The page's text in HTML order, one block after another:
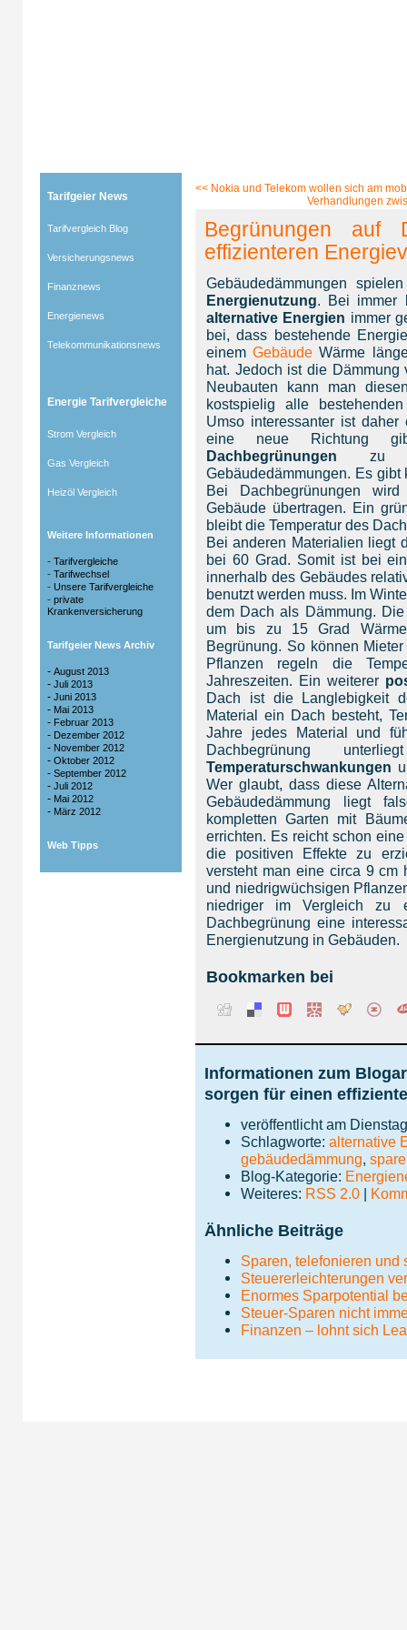
Tarifgeier News
Tarifvergleich Blog
Versicherungsnews
Finanznews
Energienews
Telekommunikationsnews
Energie Tarifvergleiche
Strom Vergleich
Gas Vergleich
Heizöl Vergleich
Weitere Informationen
- Tarifvergleiche
- Tarifwechsel
- Unsere Tarifvergleiche
- private
Krankenversicherung
Tarifgeier News Archiv
- August 2013
- Juli 2013
- Juni 2013
- Mai 2013
- Februar 2013
- Dezember 2012
- November 2012
- Oktober 2012
- September 2012
- Juli 2012
- Mai 2012
- März 2012
Web Tipps
<< Nokia und Telekom wollen sich am
Verhandlungen
Begrünungen auf
effizienteren
Gebäudedämmungen
Energienutzung. Bei immer
alternative Energien immer
bei, dass bestehende
einemGebäude Wärme
hat. Jedoch ist die Dämmung
Neubauten kann man
kostspielig alle
Umso interessanter ist
eine neue Richtung
Dachbegrünungen zu
Gebäudedämmungen. Es
Bei Dachbegrünungen
Gebäude übertragen. Ein
bleibt die Temperatur des
Bei anderen Materialien liegt
bei 60 Grad. Somit ist bei
innerhalb des Gebäudes
benutzt werden muss. Im
dem Dach als Dämmung.
um bis zu 15 Grad
Begrünung. So können
Pflanzen regeln die
Jahreszeiten. Ein weiterer
Dach ist die Langlebigkeit
Material ein Dach besteht,
Jahre jedes Material und
Dachbegrünung
Temperaturschwankungen
Wer glaubt, dass diese
Gebäudedämmung liegt
kompletten Garten mit
errichten. Es reicht schon
die positiven Effekte zu
versteht man eine circa 9 cm
und niedrigwüchsigen
niedriger im Vergleich zu
Dachbegrünung eine
Energienutzung in Gebäuden.
Bookmarken bei
Informationen zum
sorgen für einen
veröffentlicht am
Schlagworte: alternative
gebäudedämmung,
Blog-Kategorie:
Weiteres: RSS 2.0 |
Ähnliche Beiträge
Sparen, telefonieren und
Steuererleichterungen
Enormes Sparpotential
Steuer-Sparen nicht
Finanzen – lohnt sich